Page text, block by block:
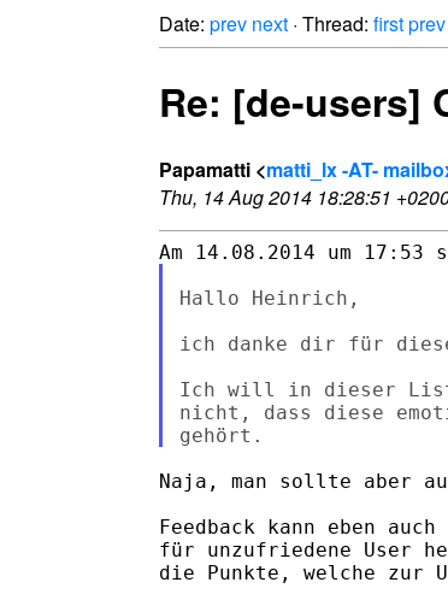
Date: prev next · Thread: firstprev
Re: [de-users]
Papamatti <matti_lx -AT-
Thu, 14 Aug 2014 18:28:51
Hallo Heinrich,
ich danke dir für
Ich will in dieser
nicht, dass diese
Naja, man sollte aber
Feedback kann eben
für unzufriedene User
die Punkte, welche zur